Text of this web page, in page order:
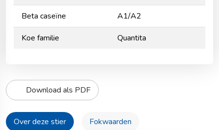
Beta caseïne A1/A2
Koe familie Quantita
Over deze stier Fokwaarden
Download als PDF